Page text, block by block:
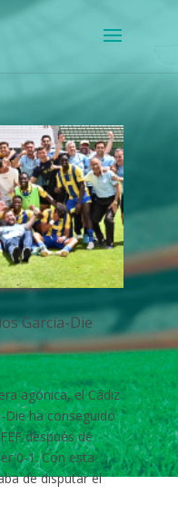
García-Die
agónica, el Cádiz
Die ha conseguido
después de
0-1. Con esta
de disputar el